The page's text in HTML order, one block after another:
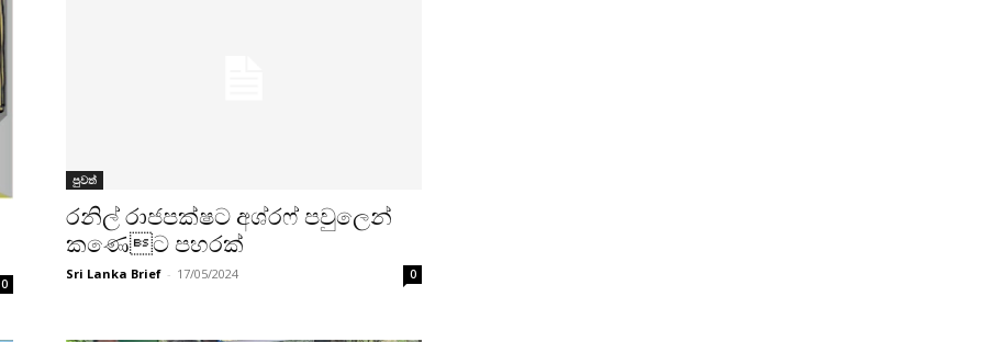
0
පුවත්
රනිල් රාජපක්ෂට අශ්රෆ් පවුලෙන්
කණෙට පහරක්
Sri Lanka Brief - 17/05/2024 0